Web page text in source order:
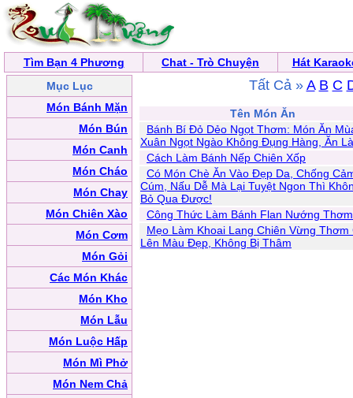
Tìm Bạn 4 Phương Chat - Trò Chuyện
Hát
Mục Lục
Món Bánh Mặn
Món Bún
Món Canh
Món Cháo
Món Chay
Món Chiên Xào
Món Cơm
Món Gỏi
Các Món Khác
Món Kho
Món Lẫu
Món Luộc Hấp
Món Mì Phở
Món Nem Chả
Tất Cả » A B C
Tên Món Ăn
Bánh Bí Đỏ Dẻo Ngọt Thơm: Món Ăn
Xuân Ngọt Ngào Không Đụng Hàng, Ăn
Cách Làm Bánh Nếp Chiên Xốp
Có Món Chè Ăn Vào Đẹp Da, Chống
Cúm, Nấu Dễ Mà Lại Tuyệt Ngon Thì
Bỏ Qua Được!
Công Thức Làm Bánh Flan Nướng
Mẹo Làm Khoai Lang Chiên Vừng Thơm
Lên Màu Đẹp, Không Bị Thâm